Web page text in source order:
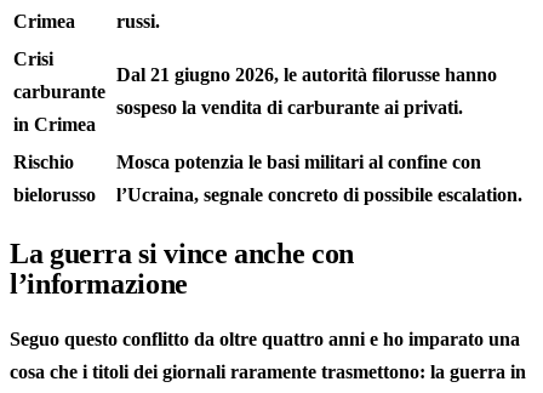
Crimea
russi.
Crisi
carburante
in Crimea
Dal 21 giugno 2026, le autorità filorusse hanno
sospeso la vendita di carburante ai privati.
Rischio
bielorusso
Mosca potenzia le basi militari al confine con
l’Ucraina, segnale concreto di possibile escalation.
La guerra si vince anche con
l’informazione
Seguo questo conflitto da oltre quattro anni e ho imparato una
cosa che i titoli dei giornali raramente trasmettono: la guerra in